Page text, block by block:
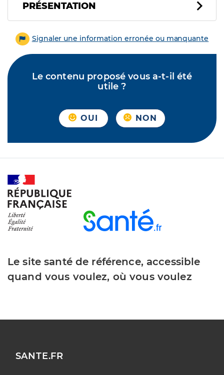
PRÉSENTATION
Signaler une information erronée ou manquante
Le contenu proposé vous a-t-il été
utile ?
OUI NON
Le site santé de référence, accessible
quand vous voulez, où vous voulez
SANTE.FR